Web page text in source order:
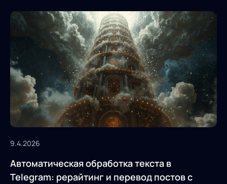
9.4.2026
Автоматическая обработка текста в
Telegram: рерайтинг и перевод постов с